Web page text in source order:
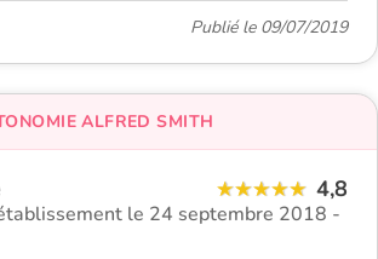
Publié le 09/07/2019
4,8
le 24 septembre 2018 -
ALFRED SMITH